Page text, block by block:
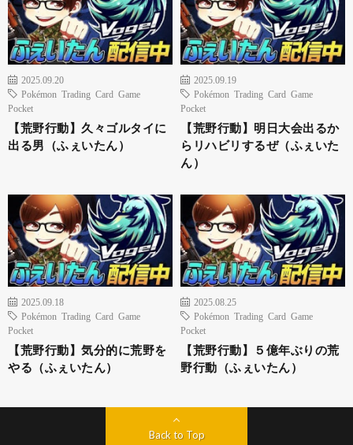
2025.09.20
Pokémon Trading Card Game
Pocket
【荒野行動】久々ゴルタイに
出る男（ふぇいたん）
2025.09.19
Pokémon Trading Card Game
Pocket
【荒野行動】明日大会出るか
らリハビリするぜ（ふぇいた
ん）
2025.09.18
Pokémon Trading Card Game
Pocket
【荒野行動】気分的に荒野を
やる（ふぇいたん）
2025.08.25
Pokémon Trading Card Game
Pocket
【荒野行動】５億年ぶりの荒
野行動（ふぇいたん）
Back to Top